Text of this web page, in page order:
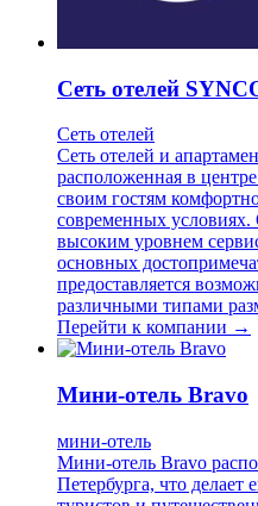
Сеть отелей
Сеть отелей
Сеть отелей и
расположенная в
своим гостям
современных условиях.
высоким уровнем
основных
предоставляется
различными типами
Перейти к компании →
Мини-отель Bravo
мини-отель
Мини-отель Bravo
Петербурга, что делает